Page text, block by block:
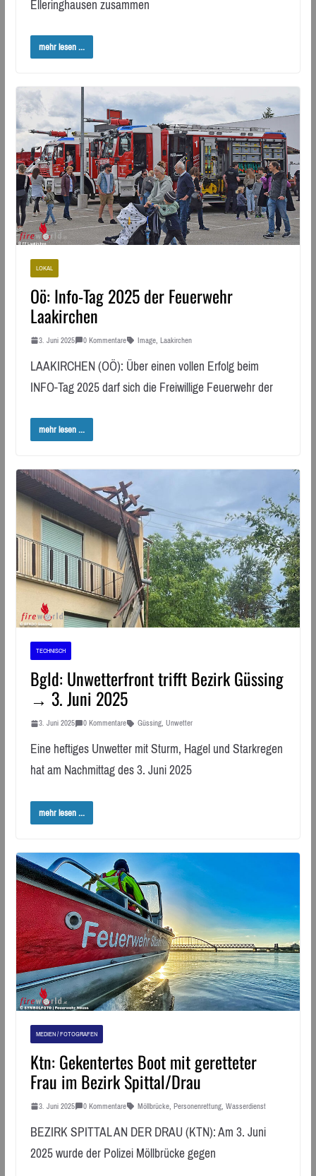
Elleringhausen zusammen
mehr lesen ...
LOKAL
Oö: Info-Tag 2025 der Feuerwehr
Laakirchen
3. Juni 2025 0 Kommentare Image, Laakirchen
LAAKIRCHEN (OÖ): Über einen vollen Erfolg beim
INFO-Tag 2025 darf sich die Freiwillige Feuerwehr der
mehr lesen ...
TECHNISCH
Bgld: Unwetterfront trifft Bezirk Güssing
→ 3. Juni 2025
3. Juni 2025 0 Kommentare Güssing, Unwetter
Eine heftiges Unwetter mit Sturm, Hagel und Starkregen
hat am Nachmittag des 3. Juni 2025
mehr lesen ...
MEDIEN / FOTOGRAFEN
Ktn: Gekentertes Boot mit geretteter
Frau im Bezirk Spittal/Drau
3. Juni 2025 0 Kommentare Möllbrücke, Personenrettung, Wasserdienst
BEZIRK SPITTAL AN DER DRAU (KTN): Am 3. Juni
2025 wurde der Polizei Möllbrücke gegen